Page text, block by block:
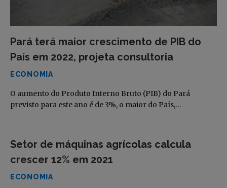
Pará terá maior crescimento de PIB do
País em 2022, projeta consultoria
ECONOMIA
O aumento do Produto Interno Bruto (PIB) do Pará
previsto para este ano é de 3%, o maior do País,…
Setor de máquinas agrícolas calcula
crescer 12% em 2021
ECONOMIA